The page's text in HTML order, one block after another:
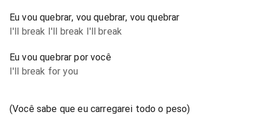
Eu vou quebrar, vou quebrar, vou quebrar
I'll break I'll break I'll break
Eu vou quebrar por você
I'll break for you
(Você sabe que eu carregarei todo o peso)